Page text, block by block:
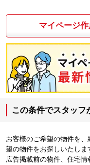
マイページ
この条件でスタッフ
お客様のご希望の物件を
望の物件をお探しいたしま
広告掲載前の物件、住宅